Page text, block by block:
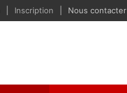
Inscription Nous contacter